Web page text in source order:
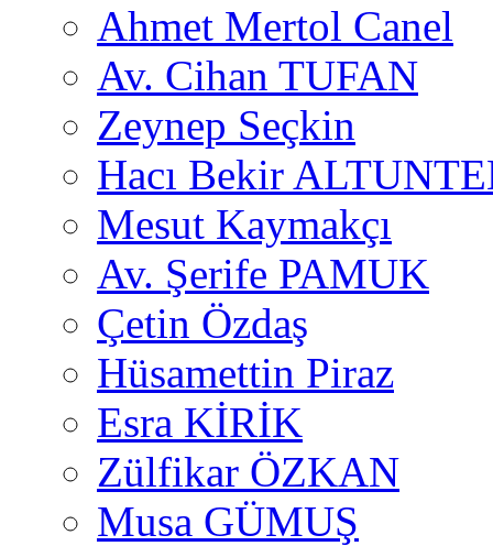
Ahmet Mertol Canel
Av. Cihan TUFAN
Zeynep Seçkin
Hacı Bekir
Mesut Kaymakçı
Av. Şerife PAMUK
Çetin Özdaş
Hüsamettin Piraz
Esra KİRİK
Zülfikar ÖZKAN
Musa GÜMUŞ